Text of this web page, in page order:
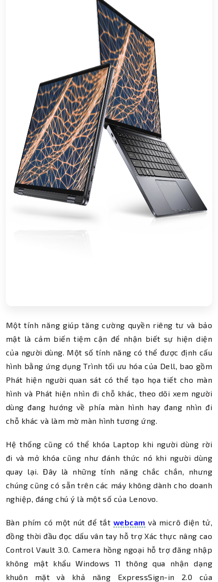
Một tính năng giúp tăng cường quyền riêng tư và bảo
mật là cảm biến tiệm cận để nhận biết sự hiện diện
của người dùng. Một số tính năng có thể được định cấu
hình bằng ứng dụng Trình tối ưu hóa của Dell, bao gồm
Phát hiện người quan sát có thể tạo họa tiết cho màn
hình và Phát hiện nhìn đi chỗ khác, theo dõi xem người
dùng đang hướng về phía màn hình hay đang nhìn đi
chỗ khác và làm mờ màn hình tương ứng.
Hệ thống cũng có thể khóa Laptop khi người dùng rời
đi và mở khóa cũng như đánh thức nó khi người dùng
quay lại. Đây là những tính năng chắc chắn, nhưng
chúng cũng có sẵn trên các máy không dành cho doanh
nghiệp, đáng chú ý là một số của Lenovo.
Bàn phím có một nút để tắt webcam và micrô điện tử,
đồng thời đầu đọc dấu vân tay hỗ trợ Xác thực nâng cao
Control Vault 3.0. Camera hồng ngoại hỗ trợ đăng nhập
không mật khẩu Windows 11 thông qua nhận dạng
khuôn mặt và khả năng ExpressSign-in 2.0 của